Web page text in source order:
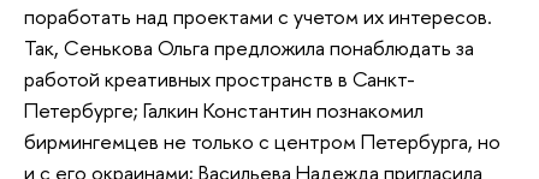
поработать над проектами с учетом их интересов.
Так, Сенькова Ольга предложила понаблюдать за
работой креативных пространств в Санкт-
Петербурге; Галкин Константин познакомил
бирмингемцев не только с центром Петербурга, но
и с его окраинами; Васильева Надежда пригласила